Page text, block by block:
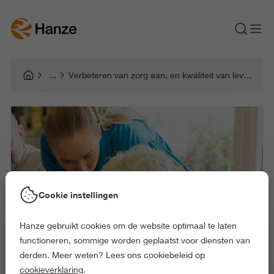
Verbeteren van zorg aan, en kwaliteit van leven van mensen met dementie
Cookie instellingen
Hanze gebruikt cookies om de website optimaal te laten
functioneren, sommige worden geplaatst voor diensten van
derden. Meer weten? Lees ons cookiebeleid op
cookieverklaring.